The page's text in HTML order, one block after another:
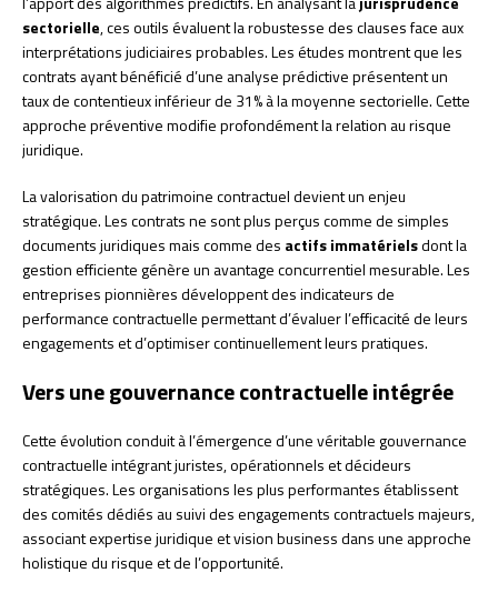
sectorielle, ces outils évaluent la robustesse des clauses face aux
interprétations judiciaires probables. Les études montrent que les
contrats ayant bénéficié d’une analyse prédictive présentent un
taux de contentieux inférieur de 31% à la moyenne sectorielle. Cette
approche préventive modifie profondément la relation au risque
juridique.
La valorisation du patrimoine contractuel devient un enjeu
stratégique. Les contrats ne sont plus perçus comme de simples
documents juridiques mais comme des actifs immatérielsdont la
gestion efficiente génère un avantage concurrentiel mesurable. Les
entreprises pionnières développent des indicateurs de
performance contractuelle permettant d’évaluer l’efficacité de leurs
engagements et d’optimiser continuellement leurs pratiques.
Vers une gouvernance contractuelle intégrée
Cette évolution conduit à l’émergence d’une véritable gouvernance
contractuelle intégrant juristes, opérationnels et décideurs
stratégiques. Les organisations les plus performantes établissent
des comités dédiés au suivi des engagements contractuels majeurs,
associant expertise juridique et vision business dans une approche
holistique du risque et de l’opportunité.